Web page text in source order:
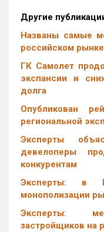
Другие
Названы самые
российском
ГК Самолет
экспансии и
долга
Опубликован
региональной
Эксперты
девелоперы
конкурентам
Эксперты: в
монополизации
Эксперты:
застройщиков на